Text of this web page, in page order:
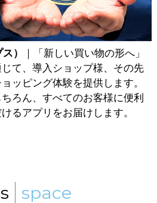
）
｜「新しい買い物の形へ」
て、導入ショップ様、その先
ッピング体験を提供します。
ろん、すべてのお客様に便利
るアプリをお届けします。
space